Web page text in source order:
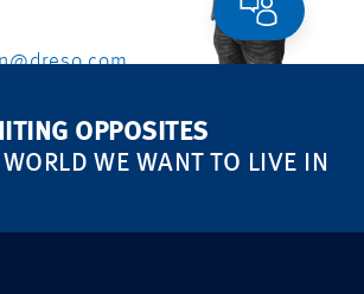
OPPOSITES
WE WANT TO LIVE IN